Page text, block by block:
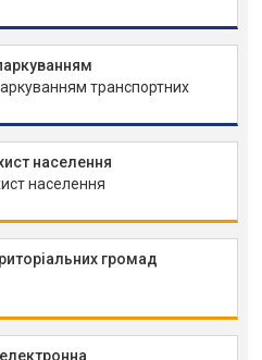
транспортних
населення
населення
громад